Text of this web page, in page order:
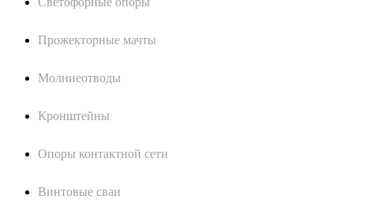
Прожекторные мачты
Молниеотводы
Кронштейны
Опоры контактной сети
Винтовые сваи